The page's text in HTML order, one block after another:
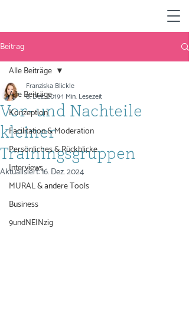
Beitrag
Alle Beiträge
Konzeption
Facilitation & Moderation
Persönliches & Rückblicke
Interviews
MURAL & andere Tools
Business
9undNEINzig
Alle Beiträge
Vor- und Nachteile
kleiner
Trainingsgruppen
Franziska Blickle
8. Dez. 20191 Min. Lesezeit
Aktualisiert:16. Dez. 2024